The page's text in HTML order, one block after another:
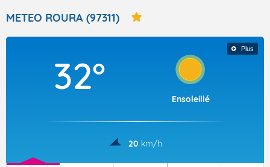
Articles
METEO ROURA (97311)
Plus
32°
Ensoleillé
20 km/h